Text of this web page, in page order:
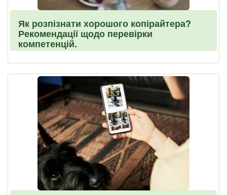
Як розпізнати хорошого копірайтера?
Рекомендації щодо перевірки
компетенцій.